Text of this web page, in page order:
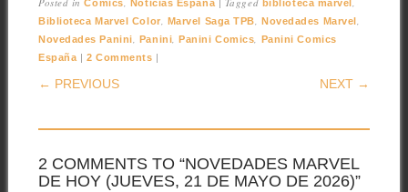
Cómics Noticias España biblioteca marvel
Biblioteca Marvel Color, Marvel Saga TPB,Novedades Marvel,
Novedades Panini, Panini,Panini Comics, Panini Comics
España | 2 Comments |
POST NAVIGATION
← PREVIOUS NEXT →
2 COMMENTS TO “NOVEDADES MARVEL
DE HOY (JUEVES, 21 DE MAYO DE 2026)”